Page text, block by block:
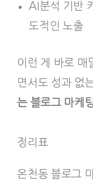
AI분석 기반
도적인 노출
이런 게 바로
면서도 성과 없
는 블로그 마케
정리표
온천동 블로그